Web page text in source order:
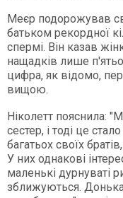
Меєр подорожував
батьком рекордної
спермі. Він казав
нащадків лише
цифра, як відомо,
вищою.
Ніколетт пояснила:
сестер, і тоді це
багатьох своїх
У них однакові
маленькі дурнуваті
зближуються.